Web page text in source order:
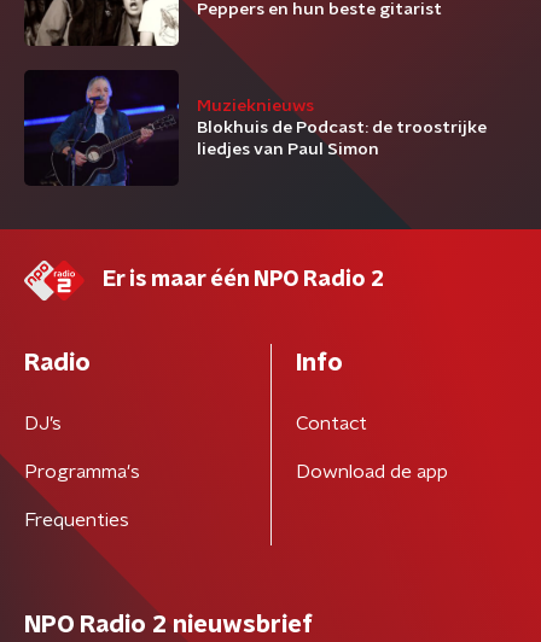
Peppers en hun beste gitarist
Muzieknieuws
Blokhuis de Podcast: de troostrijke
liedjes van Paul Simon
Er is maar één NPO Radio 2
Radio
DJ’s
Programma's
Frequenties
Info
Contact
Download de app
NPO Radio 2 nieuwsbrief